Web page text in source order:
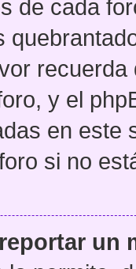
de cada
y el
en este
si no
un